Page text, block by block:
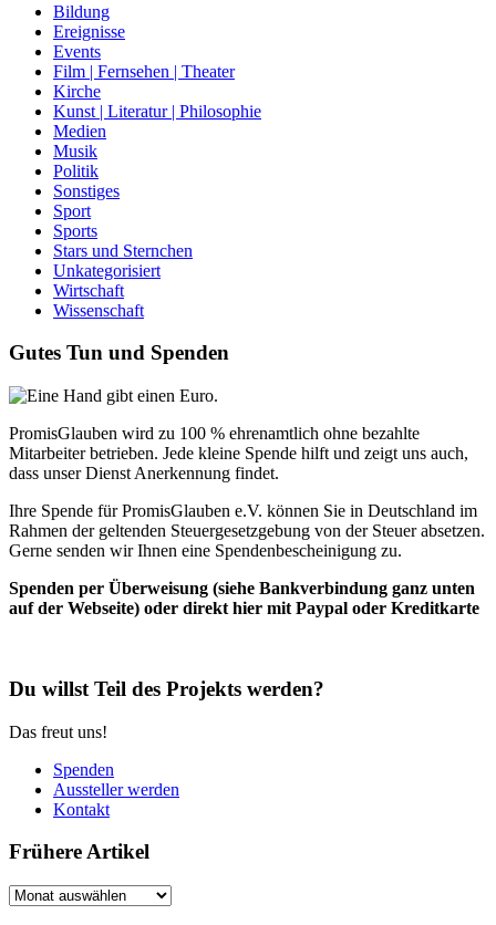
Bildung
Ereignisse
Events
Film | Fernsehen | Theater
Kirche
Kunst | Literatur | Philosophie
Medien
Musik
Politik
Sonstiges
Sport
Sports
Stars und Sternchen
Unkategorisiert
Wirtschaft
Wissenschaft
Gutes Tun und Spenden
PromisGlauben wird zu 100 % ehrenamtlich ohne bezahlte
Mitarbeiter betrieben. Jede kleine Spende hilft und zeigt uns auch,
dass unser Dienst Anerkennung findet.
Ihre Spende für PromisGlauben e.V. können Sie in Deutschland im
Rahmen der geltenden Steuergesetzgebung von der Steuer absetzen.
Gerne senden wir Ihnen eine Spendenbescheinigung zu.
Spenden per Überweisung (siehe Bankverbindung ganz unten
auf der Webseite) oder direkt hier mit Paypal oder Kreditkarte
Du willst Teil des Projekts werden?
Das freut uns!
Spenden
Aussteller werden
Kontakt
Frühere Artikel
Frühere